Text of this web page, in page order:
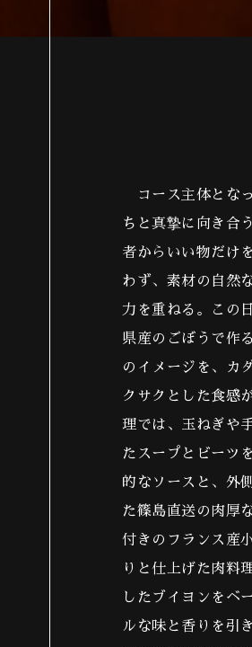
コース主体とな
ちと真摯に向き合
者からいい物だけ
わず、素材の自然
力を重ねる。この
県産のごぼうで作
のイメージを、カ
クサクとした食感
理では、玉ねぎや
たスープとビーツ
的なソースと、外
た篠島直送の肉厚
付きのフランス産
りと仕上げた肉料
したブイヨンをベ
ルな味と香りを引